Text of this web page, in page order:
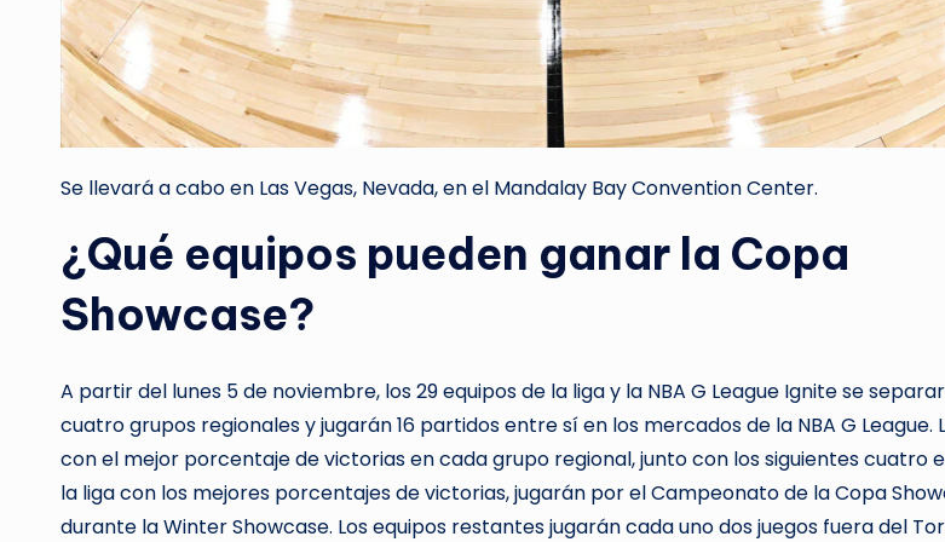
Se llevará a cabo en Las Vegas, Nevada, en el Mandalay Bay Convention Center.
¿Qué equipos pueden ganar la Copa
Showcase?
A partir del lunes 5 de noviembre, los 29 equipos de la liga y la NBA G League Ignite se
cuatro grupos regionales y jugarán 16 partidos entre sí en los mercados de la NBA G League.
con el mejor porcentaje de victorias en cada grupo regional, junto con los siguientes cuatro
la liga con los mejores porcentajes de victorias, jugarán por el Campeonato de la Copa
durante la Winter Showcase. Los equipos restantes jugarán cada uno dos juegos fuera del